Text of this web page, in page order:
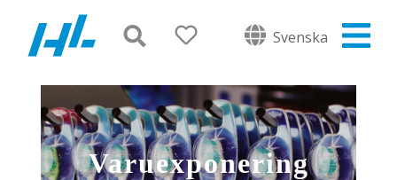
Svenska
Varuexponering